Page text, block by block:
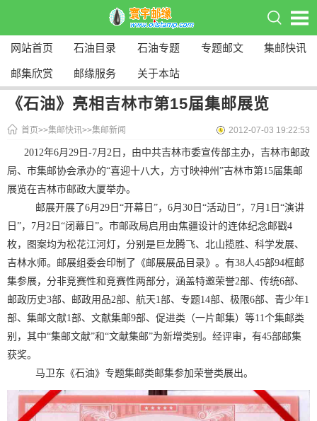
网站首页 石油目录 石油专题 专题邮文 集邮快讯
邮集欣赏 邮缘服务 关于本站
《石油》亮相吉林市第15届集邮展览
首页>>集邮快讯>>集邮新闻 2012-07-03 19:22:53
2012年6月29日-7月2日，由中共吉林市委宣传部主办，吉林市邮政
局、市集邮协会承办的“喜迎十八大，方寸映神州”吉林市第15届集邮
展览在吉林市邮政大厦举办。
邮展开展了6月29日“开幕日”，6月30日“活动日”，7月1日“演讲
日”，7月2日“闭幕日”。市邮政局启用由焦疆设计的连体纪念邮戳4
枚，图案均为松花江河灯，分别是巨龙腾飞、北山揽胜、科学发展、
吉林水师。邮展组委会印制了《邮展展品目录》。有38人45部94框邮
集参展，分非竞赛性和竞赛性两部分，涵盖特邀荣誉2部、传统6部、
邮政历史3部、邮政用品2部、航天1部、专题14部、极限6部、青少年1
部、集邮文献1部、文献集邮9部、促进类（一片邮集）等11个集邮类
别，其中“集邮文献”和“文献集邮”为新增类别。经评审，有45部邮集
获奖。
马卫东《石油》专题集邮类邮集参加荣誉类展出。